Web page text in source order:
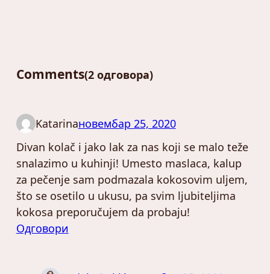
Comments 2 одговора
Katarinaновембар 25, 2020
Divan kolač i jako lak za nas koji se malo teže
snalazimo u kuhinji! Umesto maslaca, kalup
za pečenje sam podmazala kokosovim uljem,
što se osetilo u ukusu, pa svim ljubiteljima
kokosa preporučujem da probaju!
Одговори